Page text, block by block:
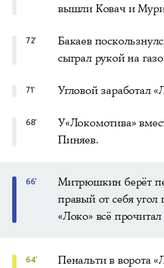
вышли Ковач и
72'
Бакаев
сыграл рукой на
71' Угловой заработал
68'
У«Локомотива»
Пиняев.
66'
Митрюшкин берёт
правый от себя
«Локо» всё
64'
Пенальти в ворота